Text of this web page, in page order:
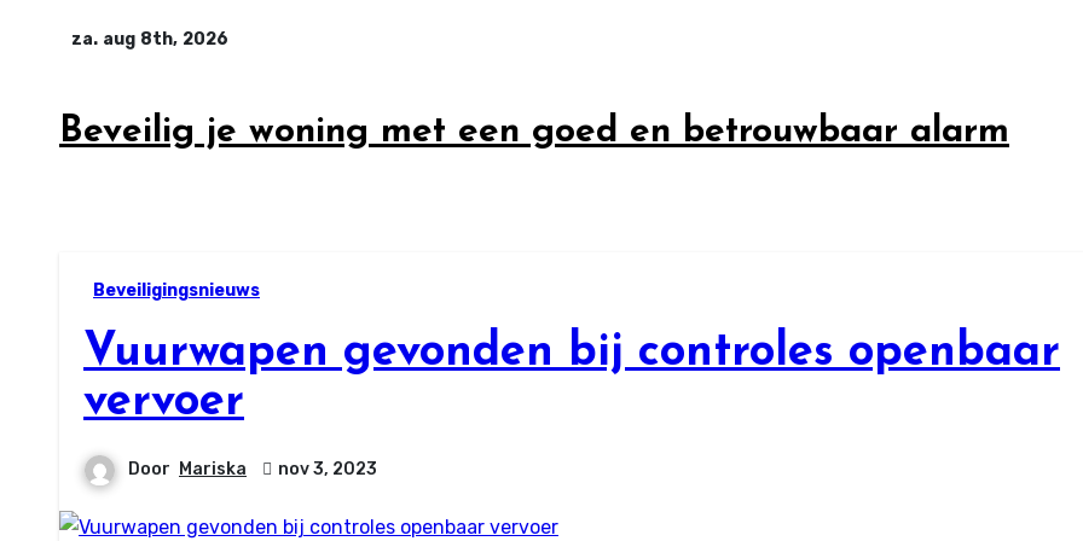
za. aug 8th, 2026
Beveilig je woning met een goed en betrouwbaar alarm
Beveiligingsnieuws
Vuurwapen gevonden bij controles openbaar
vervoer
Door Mariska nov 3, 2023